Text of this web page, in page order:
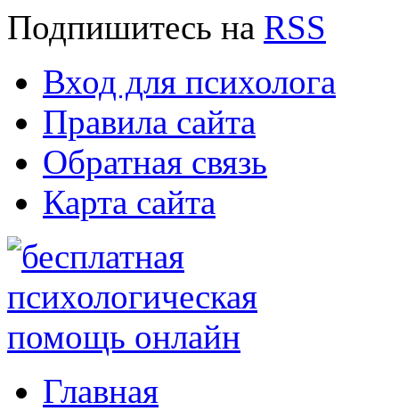
Подпишитесь на RSS
Вход для психолога
Правила сайта
Обратная связь
Карта сайта
Главная